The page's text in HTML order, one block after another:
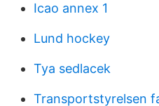
Icao annex 1
Lund hockey
Tya sedlacek
Transportstyrelsen